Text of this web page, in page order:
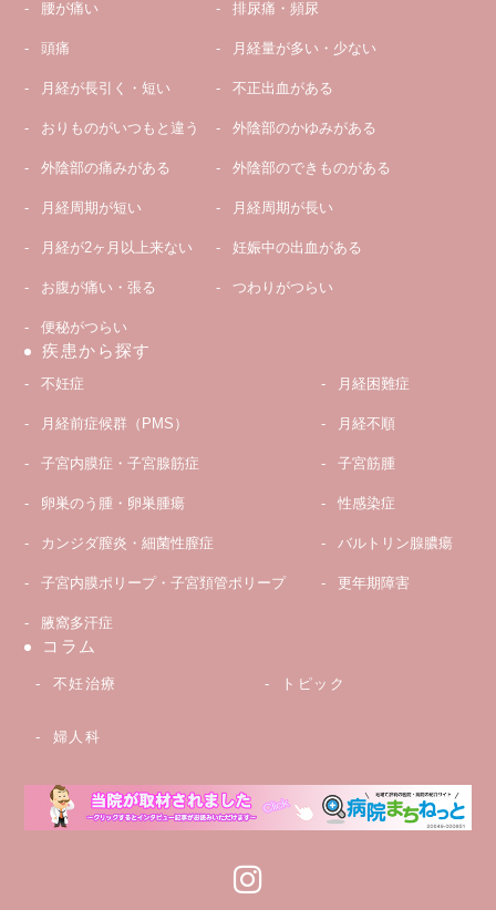
腰が痛い 排尿痛・頻尿
頭痛 月経量が多い・少ない
月経が長引く・短い 不正出血がある
おりものがいつもと違う 外陰部のかゆみがある
外陰部の痛みがある 外陰部のできものがある
月経周期が短い 月経周期が長い
月経が2ヶ月以上来ない 妊娠中の出血がある
お腹が痛い・張る つわりがつらい
便秘がつらい
疾患から探す
不妊症 月経困難症
月経前症候群（PMS） 月経不順
子宮内膜症・子宮腺筋症 子宮筋腫
卵巣のう腫・卵巣腫瘍 性感染症
カンジダ膣炎・細菌性膣症 バルトリン腺膿瘍
子宮内膜ポリープ・子宮頚管ポリープ 更年期障害
腋窩多汗症
コラム
不妊治療 トピック
婦人科